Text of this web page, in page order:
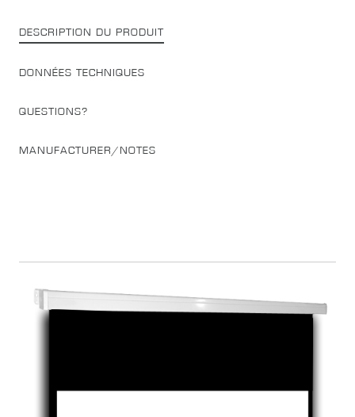
DESCRIPTION DU PRODUIT
DONNÉES TECHNIQUES
QUESTIONS?
MANUFACTURER/NOTES